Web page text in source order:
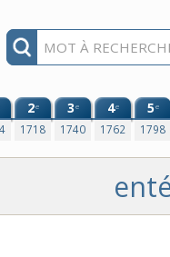
2e
1718
3e
1740
4e
1762
5e
1798